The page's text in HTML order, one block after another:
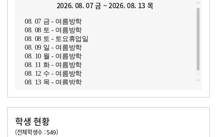
2026. 08. 07 금 ~ 2026. 08. 13 목
08. 07 금 - 여름방학
08. 08 토 - 여름방학
08. 08 토 - 토요휴업일
08. 09 일 - 여름방학
08. 10 월 - 여름방학
08. 11 화 - 여름방학
08. 12 수 - 여름방학
08. 13 목 - 여름방학
학생 현황
(전체학생수 : 549)